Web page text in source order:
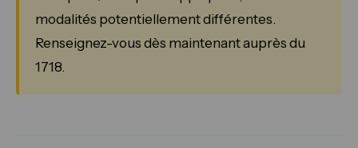
modalités potentiellement différentes.
Renseignez-vous dès maintenant auprès du
1718.